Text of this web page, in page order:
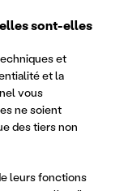
sont-elles
et
et la
vous
ne soient
des tiers non
leurs fonctions